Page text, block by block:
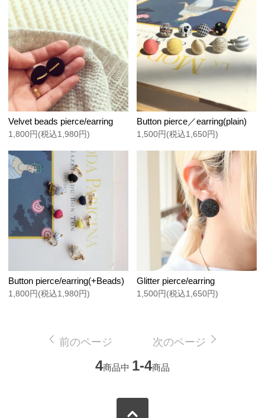
Velvet beads pierce/earring
1,800円(税込1,980円)
Button pierce／earring(plain)
1,500円(税込1,650円)
Button pierce/earring(+Beads)
1,800円(税込1,980円)
Glitter pierce/earring
1,500円(税込1,650円)
前のページ 次のページ
4商品中 1-4商品